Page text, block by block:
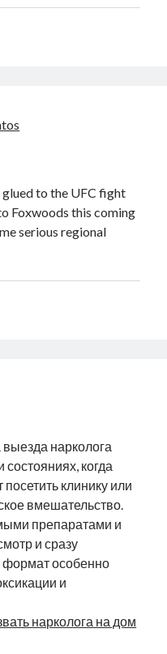
to the UFC fight
Foxwoods this coming
serious regional
нарколога
состояниях, когда
клинику или
вмешательство.
препаратами и
и сразу
формат особенно
и
нарколога на дом